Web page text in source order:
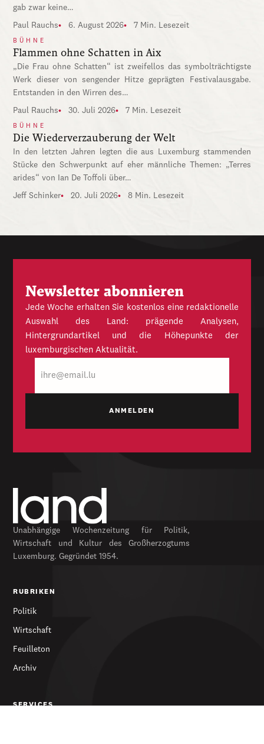
gab zwar keine…
Paul Rauchs 6. August 2026 7 Min. Lesezeit
BÜHNE
Flammen ohne Schatten in Aix
„Die Frau ohne Schatten“ ist zweifellos das symbolträchtigste
Werk dieser von sengender Hitze geprägten Festivalausgabe.
Entstanden in den Wirren des…
Paul Rauchs 30. Juli 2026 7 Min. Lesezeit
BÜHNE
Die Wiederverzauberung der Welt
In den letzten Jahren legten die aus Luxemburg stammenden
Stücke den Schwerpunkt auf eher männliche Themen: „Terres
arides“ von Ian De Toffoli über…
Jeff Schinker 20. Juli 2026 8 Min. Lesezeit
Newsletter abonnieren
Jede Woche erhalten Sie kostenlos eine redaktionelle
Auswahl des Land: prägende Analysen,
Hintergrundartikel und die Höhepunkte der
luxemburgischen Aktualität.
Mail
Unabhängige Wochenzeitung für Politik,
Wirtschaft und Kultur des Großherzogtums
Luxemburg. Gegründet 1954.
RUBRIKEN
Politik
Wirtschaft
Feuilleton
Archiv
SERVICES